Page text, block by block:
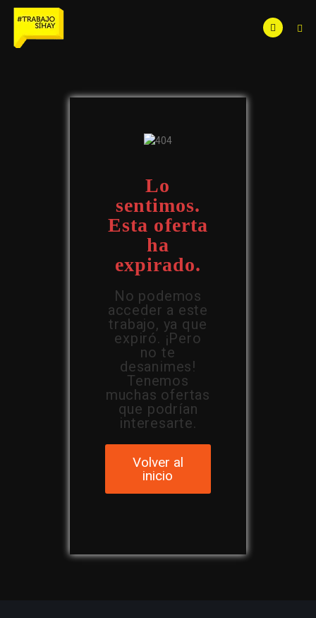
Lo
sentimos.
Esta oferta
ha
expirado.
No podemos
acceder a este
trabajo, ya que
expiró. ¡Pero
no te
desanimes!
Tenemos
muchas ofertas
que podrían
interesarte.
Volver al
inicio